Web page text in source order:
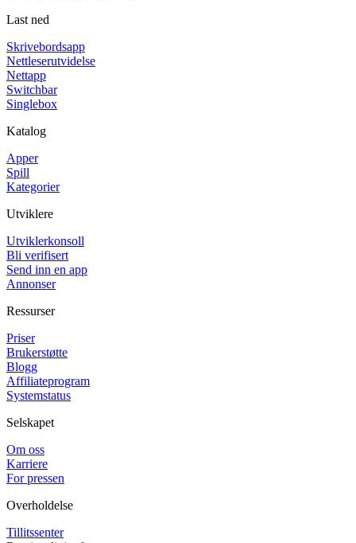
Last ned
Skrivebordsapp
Nettleserutvidelse
Nettapp
Switchbar
Singlebox
Katalog
Apper
Spill
Kategorier
Utviklere
Utviklerkonsoll
Bli verifisert
Send inn en app
Annonser
Ressurser
Priser
Brukerstøtte
Blogg
Affiliateprogram
Systemstatus
Selskapet
Om oss
Karriere
For pressen
Overholdelse
Tillitssenter